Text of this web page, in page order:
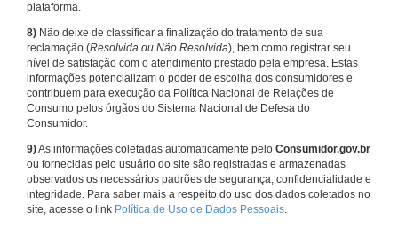
plataforma.
8) Não deixe de classificar a finalização do tratamento de sua
reclamação (Resolvida ou Não Resolvida), bem como registrar seu
nível de satisfação com o atendimento prestado pela empresa. Estas
informações potencializam o poder de escolha dos consumidores e
contribuem para execução da Política Nacional de Relações de
Consumo pelos órgãos do Sistema Nacional de Defesa do
Consumidor.
9)As informações coletadas automaticamente pelo Consumidor.gov.br
ou fornecidas pelo usuário do site são registradas e armazenadas
observados os necessários padrões de segurança, confidencialidade e
integridade. Para saber mais a respeito do uso dos dados coletados no
site, acesse o link Política de Uso de Dados Pessoais.